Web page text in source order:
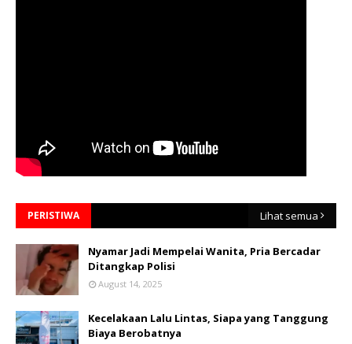
PERISTIWA Lihat semua
Nyamar Jadi Mempelai Wanita, Pria Bercadar
Ditangkap Polisi
August 14, 2025
Kecelakaan Lalu Lintas, Siapa yang Tanggung
Biaya Berobatnya